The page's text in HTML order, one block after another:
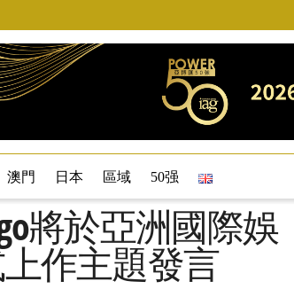
澳門 日本 區域 50强
將於亞洲國際娛
作主題發言